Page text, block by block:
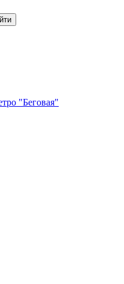
"Беговая"